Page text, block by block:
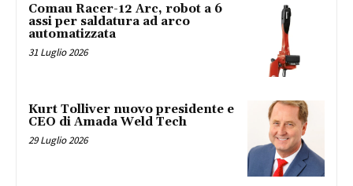
Comau Racer-12 Arc, robot a 6
assi per saldatura ad arco
automatizzata
31 Luglio 2026
Kurt Tolliver nuovo presidente e
CEO di Amada Weld Tech
29 Luglio 2026